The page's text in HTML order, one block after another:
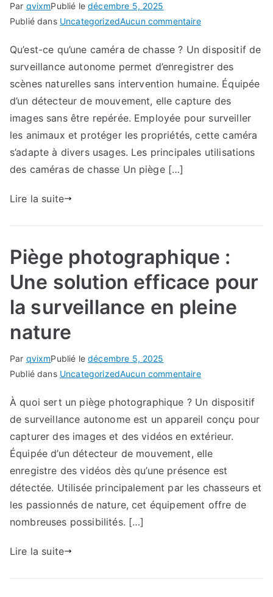
Par qvixmPublié ledécembre 5, 2025
Publié dans UncategorizedAucun commentairesur
de
chasse
:
Les
meilleures
observer
Qu’est-ce qu’une caméra de chasse ? Un dispositif de
surveillance autonome permet d’enregistrer des
scènes naturelles sans intervention humaine. Équipée
d’un détecteur de mouvement, elle capture des
images sans être repérée. Employée pour surveiller
les animaux et protéger les propriétés, cette caméra
s’adapte à divers usages. Les principales utilisations
des caméras de chasse Un piège […]
Lire la suite
Piège photographique :
Une solution efficace pour
la surveillance en pleine
nature
Par qvixmPublié ledécembre 5, 2025
Publié dans UncategorizedAucun commentairesur
photographique
:
Une
solution
la
surveillance
À quoi sert un piège photographique ? Un dispositif
de surveillance autonome est un appareil conçu pour
capturer des images et des vidéos en extérieur.
Équipée d’un détecteur de mouvement, elle
enregistre des vidéos dès qu’une présence est
détectée. Utilisée principalement par les chasseurs et
les passionnés de nature, cet équipement offre de
nombreuses possibilités. […]
Lire la suite